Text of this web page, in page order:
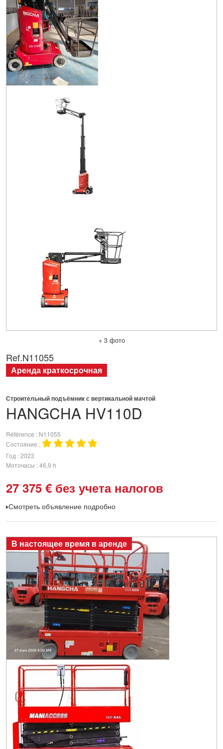
+ 3 фото
HANGCHA HV110D
Строительный подъёмник с вертикальной мачтой
Référence
N11055
Состояние
Год 2023
Моточасы 46,9 h
27 375 € без учета налогов
Смотреть объявление подробно
Ref.N11055
Аренда краткосрочная
В настоящее время в аренде